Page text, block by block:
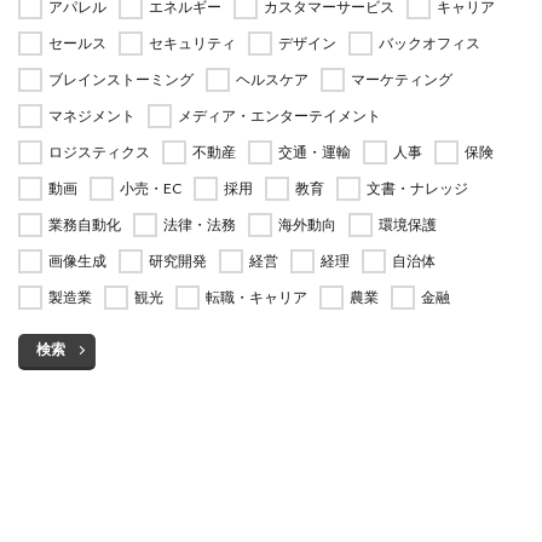
アパレル エネルギー カスタマーサービス
キャリア
セールス
セキュリティ デザイン
バックオフィス
ブレインストーミング
ヘルスケア
マーケティング
マネジメント
メディア・エンターテイメント
ロジスティクス
不動産 交通・運輸 人事
保険
動画
小売・EC 採用 教育
文書・ナレッジ
業務自動化
法律・法務 海外動向
環境保護
画像生成
研究開発 経営 経理
自治体
製造業
観光 転職・キャリア 農業 金融
検索